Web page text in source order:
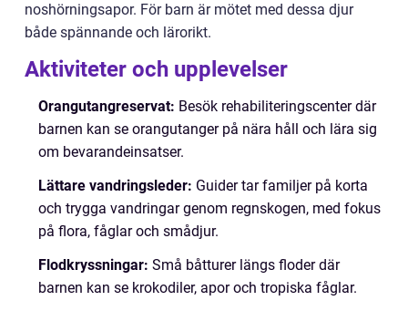
noshörningsapor. För barn är mötet med dessa djur
både spännande och lärorikt.
Aktiviteter och upplevelser
Orangutangreservat: Besök rehabiliteringscenter där
barnen kan se orangutanger på nära håll och lära sig
om bevarandeinsatser.
Lättare vandringsleder: Guider tar familjer på korta
och trygga vandringar genom regnskogen, med fokus
på flora, fåglar och smådjur.
Flodkryssningar: Små båtturer längs floder där
barnen kan se krokodiler, apor och tropiska fåglar.